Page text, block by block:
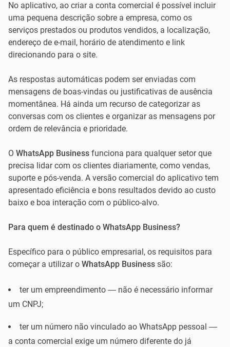
No aplicativo, ao criar a conta comercial é possível incluir
uma pequena descrição sobre a empresa, como os
serviços prestados ou produtos vendidos, a localização,
endereço de e-mail, horário de atendimento e link
direcionando para o site.
As respostas automáticas podem ser enviadas com
mensagens de boas-vindas ou justificativas de ausência
momentânea. Há ainda um recurso de categorizar as
conversas com os clientes e organizar as mensagens por
ordem de relevância e prioridade.
O WhatsApp Business funciona para qualquer setor que
precisa lidar com os clientes diariamente, como vendas,
suporte e pós-venda. A versão comercial do aplicativo tem
apresentado eficiência e bons resultados devido ao custo
baixo e boa interação com o público-alvo.
Para quem é destinado o WhatsApp Business?
Específico para o público empresarial, os requisitos para
começar a utilizar o WhatsApp Business são:
ter um empreendimento — não é necessário informar
um CNPJ;
ter um número não vinculado ao WhatsApp pessoal —
a conta comercial exige um número diferente do já